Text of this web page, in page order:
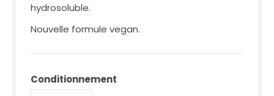
hydrosoluble.
Nouvelle formule vegan.
Conditionnement